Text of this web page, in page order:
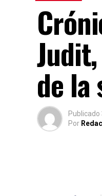
de la
Publicado
Por